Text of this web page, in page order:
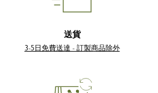
送貨
3-5日免費送達 - 訂製商品除外